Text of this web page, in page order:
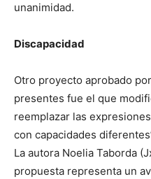
unanimidad.
Discapacidad
Otro proyecto aprobado
presentes fue el que
reemplazar las
con capacidades
La autora Noelia Taborda
propuesta representa un